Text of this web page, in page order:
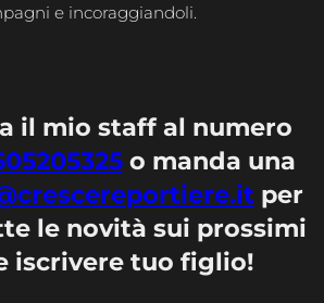
e incoraggiandoli.
il mio staff al numero
o manda una
per
le novità sui prossimi
iscrivere tuo figlio!